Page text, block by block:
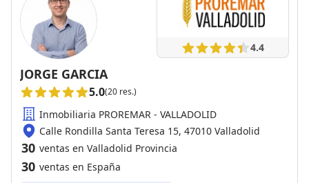
4.4
JORGE GARCIA
5.0(20 res.)
Inmobiliaria PROREMAR - VALLADOLID
Calle Rondilla Santa Teresa 15, 47010 Valladolid
30 ventas en Valladolid Provincia
30 ventas en España